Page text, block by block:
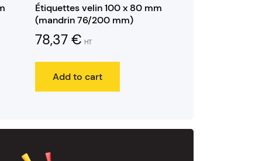
Étiquettes velin 100 x 80 mm
(mandrin 76/200 mm)
78,37 € HT
Add to cart